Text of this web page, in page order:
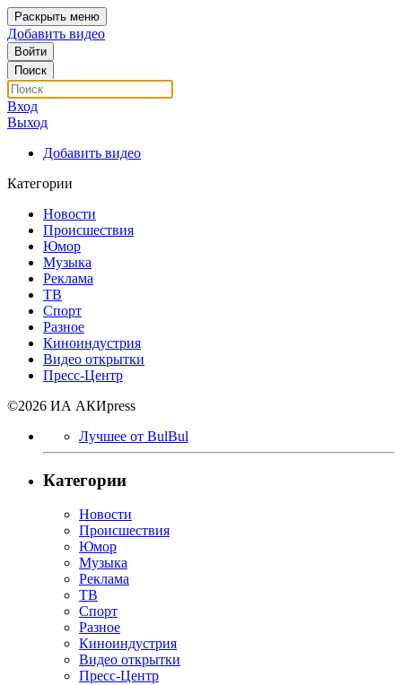
Раскрыть меню
Добавить видео
Войти
Поиск
Вход
Выход
Добавить видео
Категории
Новости
Происшествия
Юмор
Музыка
Реклама
ТВ
Спорт
Разное
Киноиндустрия
Видео открытки
Пресс-Центр
©2026 ИА АКИpress
Лучшее от BulBul
Категории
Новости
Происшествия
Юмор
Музыка
Реклама
ТВ
Спорт
Разное
Киноиндустрия
Видео открытки
Пресс-Центр